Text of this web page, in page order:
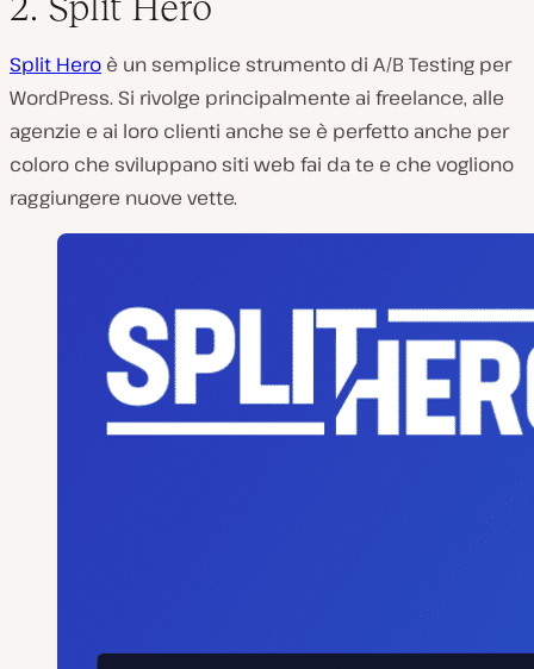
Split Hero è un semplice strumento di A/B Testing per
WordPress. Si rivolge principalmente ai freelance, alle
agenzie e ai loro clienti anche se è perfetto anche per
coloro che sviluppano siti web fai da te e che vogliono
raggiungere nuove vette.